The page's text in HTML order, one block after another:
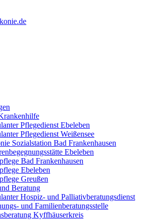
Pflegedienst Ebeleben
Pflegedienst Weißensee
Sozialstation Bad Frankenhausen
Ebeleben
Bad Frankenhausen
Ebeleben
Greußen
Beratung
Hospiz- und Palliativberatungsdienst
und Familienberatungsstelle
Kyffhäuserkreis